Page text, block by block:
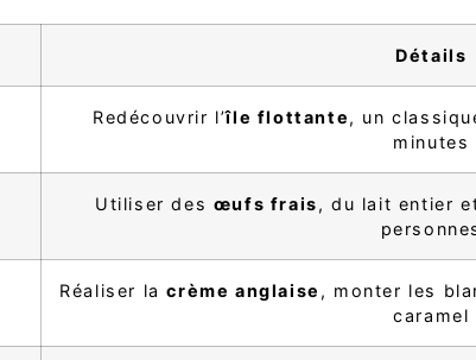
Détails
Redécouvrir l’île flottante, un
minutes
Utiliser des œufs frais, du lait entier
Réaliser lacrème anglaise , monter les
caramel